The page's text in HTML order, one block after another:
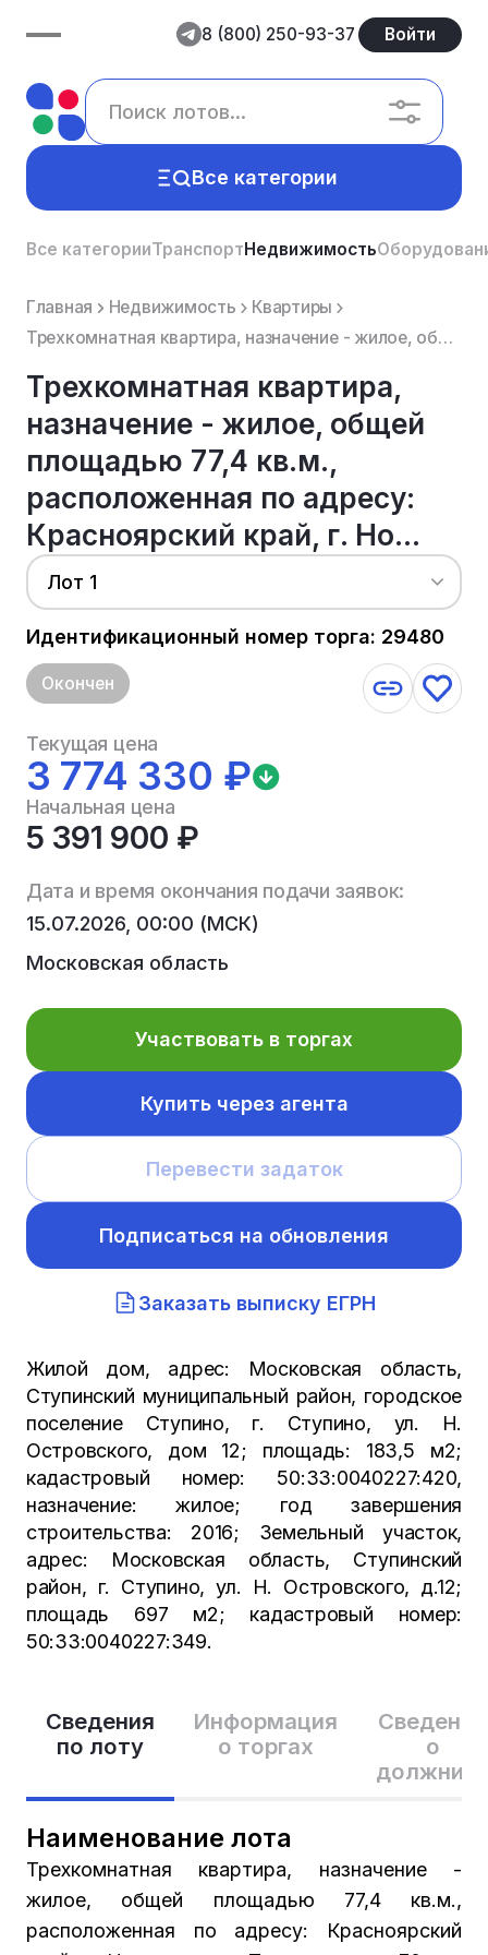
8 (800) 250-93-37 Войти
Все категории
Все категорииТранспортНедвижимость
Главная Недвижимость
Квартиры
Трехкомнатная квартира, назначение - жилое, общей площадью 77,4 кв.м., расположенная по адресу: Крас...
Трехкомнатная квартира,
назначение - жилое, общей
площадью 77,4 кв.м.,
расположенная по адресу:
Красноярский край, г. Но...
Лот 1
Идентификационный номер торга: 29480
Сведения
по лоту
Информация
о торгах
Сведения
о
Наименование лота
Трехкомнатная квартира, назначение -
жилое, общей площадью 77,4 кв.м.,
расположенная по адресу: Красноярский
Окончен
Текущая цена
3 774 330 ₽
Начальная цена
5 391 900 ₽
Дата и время окончания подачи заявок:
15.07.2026, 00:00 (МСК)
Московская область
Участвовать в торгах
Купить через агента
Перевести задаток
Подписаться на обновления
Заказать выписку ЕГРН
Жилой дом, адрес: Московская область,
Ступинский муниципальный район, городское
поселение Ступино, г. Ступино, ул. Н.
Островского, дом 12; площадь: 183,5 м2;
кадастровый номер: 50:33:0040227:420,
назначение: жилое; год завершения
строительства: 2016; Земельный участок,
адрес: Московская область, Ступинский
район, г. Ступино, ул. Н. Островского, д.12;
площадь 697 м2; кадастровый номер:
50:33:0040227:349.